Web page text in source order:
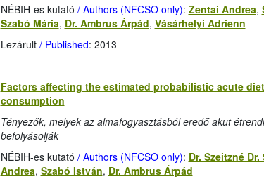
NÉBIH-es kutató / Authors (NFCSO only): Zentai Andrea,
Szabó Mária, Dr. Ambrus Árpád, Vásárhelyi Adrienn
Lezárult/ Published: 2013
Factors affecting the estimated probabilistic acute
consumption
Tényezők, melyek az almafogyasztásból eredő akut
befolyásolják
NÉBIH-es kutató / Authors (NFCSO only): Dr. Szeitzné
Andrea, Szabó István, Dr. Ambrus Árpád